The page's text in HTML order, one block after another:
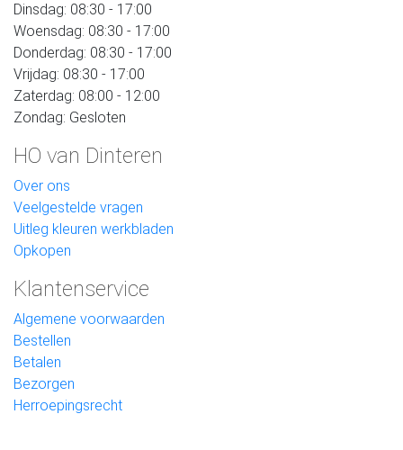
Dinsdag: 08:30 - 17:00
Woensdag: 08:30 - 17:00
Donderdag: 08:30 - 17:00
Vrijdag: 08:30 - 17:00
Zaterdag: 08:00 - 12:00
Zondag: Gesloten
HO van Dinteren
Over ons
Veelgestelde vragen
Uitleg kleuren werkbladen
Opkopen
Klantenservice
Algemene voorwaarden
Bestellen
Betalen
Bezorgen
Herroepingsrecht